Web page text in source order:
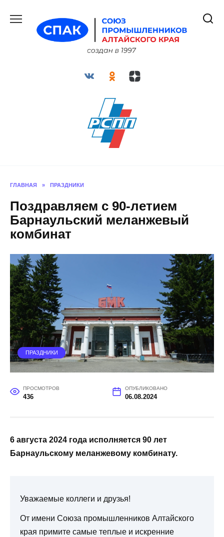
содержанию
ГЛАВНАЯ » ПРАЗДНИКИ
Поздравляем с 90-летием
Барнаульский меланжевый
комбинат
ПРАЗДНИКИ
ПРОСМОТРОВ
436
ОПУБЛИКОВАНО
06.08.2024
6 августа 2024 года исполняется 90 лет
Барнаульскому меланжевому комбинату.
Уважаемые коллеги и друзья!
От имени Союза промышленников Алтайского
края примите самые теплые и искренние